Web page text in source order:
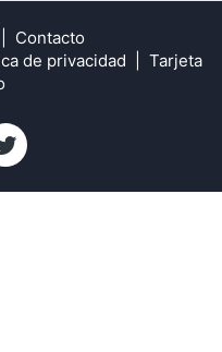
Contacto
de privacidad
Tarjeta